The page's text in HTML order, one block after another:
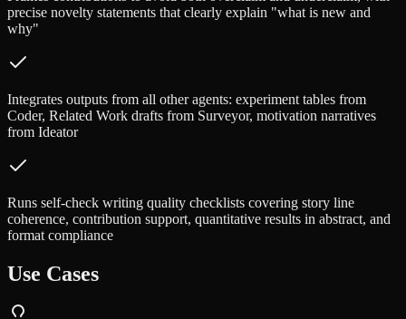
precise novelty statements that clearly explain "what is new and
why"
Integrates outputs from all other agents: experiment tables from
Coder, Related Work drafts from Surveyor, motivation narratives
from Ideator
Runs self-check writing quality checklists covering story line
coherence, contribution support, quantitative results in abstract, and
format compliance
Use Cases